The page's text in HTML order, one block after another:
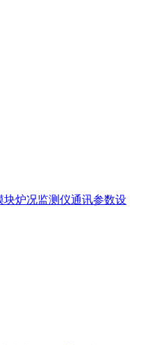
块炉况监测仪通讯参数设